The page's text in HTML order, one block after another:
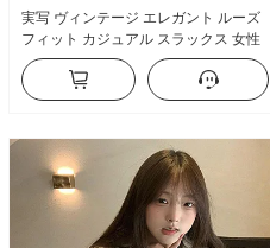
実写 ヴィンテージ エレガント ルーズ
フィット カジュアル スラックス 女性
2025 春 新品 ハイウエスト スリム効果
垂 感 フロアレングス ズボン 長ズボン